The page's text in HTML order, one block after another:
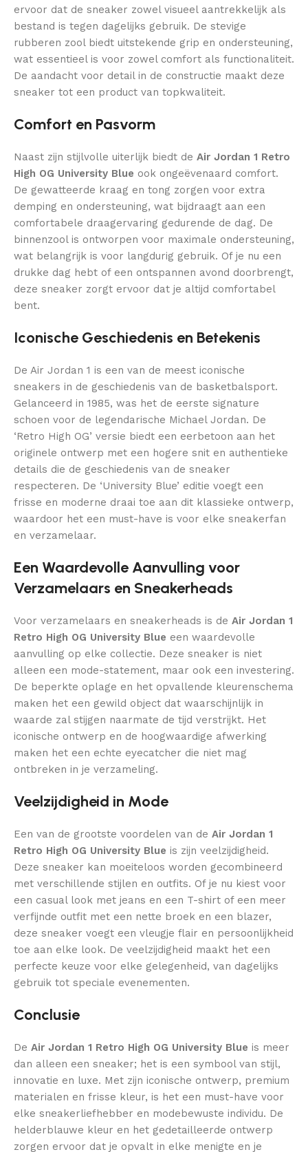
ervoor dat de sneaker zowel visueel aantrekkelijk als
bestand is tegen dagelijks gebruik. De stevige
rubberen zool biedt uitstekende grip en ondersteuning,
wat essentieel is voor zowel comfort als functionaliteit.
De aandacht voor detail in de constructie maakt deze
sneaker tot een product van topkwaliteit.
Comfort en Pasvorm
Naast zijn stijlvolle uiterlijk biedt de Air Jordan 1 Retro
High OG University Blue ook ongeëvenaard comfort.
De gewatteerde kraag en tong zorgen voor extra
demping en ondersteuning, wat bijdraagt aan een
comfortabele draagervaring gedurende de dag. De
binnenzool is ontworpen voor maximale ondersteuning,
wat belangrijk is voor langdurig gebruik. Of je nu een
drukke dag hebt of een ontspannen avond doorbrengt,
deze sneaker zorgt ervoor dat je altijd comfortabel
bent.
Iconische Geschiedenis en Betekenis
De Air Jordan 1 is een van de meest iconische
sneakers in de geschiedenis van de basketbalsport.
Gelanceerd in 1985, was het de eerste signature
schoen voor de legendarische Michael Jordan. De
‘Retro High OG’ versie biedt een eerbetoon aan het
originele ontwerp met een hogere snit en authentieke
details die de geschiedenis van de sneaker
respecteren. De ‘University Blue’ editie voegt een
frisse en moderne draai toe aan dit klassieke ontwerp,
waardoor het een must-have is voor elke sneakerfan
en verzamelaar.
Een Waardevolle Aanvulling voor
Verzamelaars en Sneakerheads
Voor verzamelaars en sneakerheads is de Air Jordan 1
Retro High OG University Blue een waardevolle
aanvulling op elke collectie. Deze sneaker is niet
alleen een mode-statement, maar ook een investering.
De beperkte oplage en het opvallende kleurenschema
maken het een gewild object dat waarschijnlijk in
waarde zal stijgen naarmate de tijd verstrijkt. Het
iconische ontwerp en de hoogwaardige afwerking
maken het een echte eyecatcher die niet mag
ontbreken in je verzameling.
Veelzijdigheid in Mode
Een van de grootste voordelen van de Air Jordan 1
Retro High OG University Blue is zijn veelzijdigheid.
Deze sneaker kan moeiteloos worden gecombineerd
met verschillende stijlen en outfits. Of je nu kiest voor
een casual look met jeans en een T-shirt of een meer
verfijnde outfit met een nette broek en een blazer,
deze sneaker voegt een vleugje flair en persoonlijkheid
toe aan elke look. De veelzijdigheid maakt het een
perfecte keuze voor elke gelegenheid, van dagelijks
gebruik tot speciale evenementen.
Conclusie
De Air Jordan 1 Retro High OG University Blue is meer
dan alleen een sneaker; het is een symbool van stijl,
innovatie en luxe. Met zijn iconische ontwerp, premium
materialen en frisse kleur, is het een must-have voor
elke sneakerliefhebber en modebewuste individu. De
helderblauwe kleur en het gedetailleerde ontwerp
zorgen ervoor dat je opvalt in elke menigte en je